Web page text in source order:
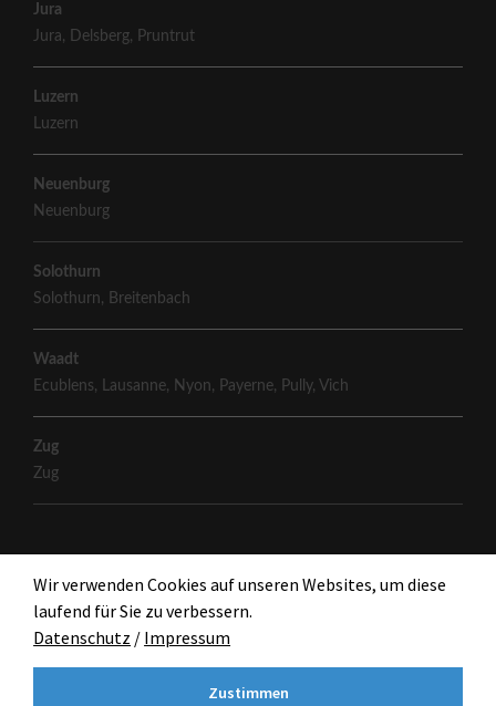
Jura
Jura, Delsberg, Pruntrut
Luzern
Luzern
Neuenburg
Neuenburg
Solothurn
Solothurn, Breitenbach
Waadt
Ecublens, Lausanne, Nyon, Payerne, Pully, Vich
Zug
Zug
Wir verwenden Cookies auf unseren Websites, um diese
laufend für Sie zu verbessern.
Datenschutz / Impressum
Zustimmen